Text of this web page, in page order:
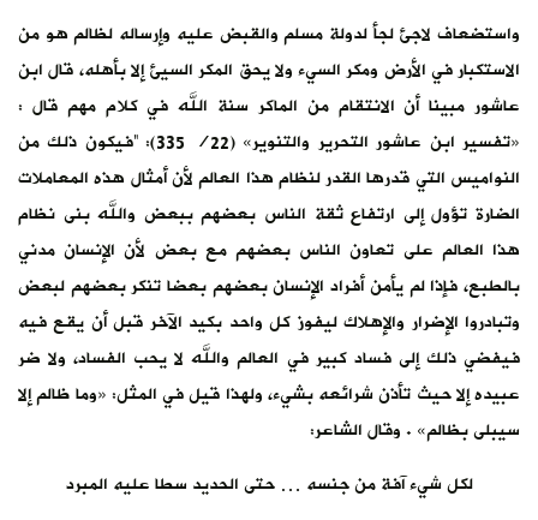
واستضعاف لاجئ لجأ لدولة مسلم والقبض عليه وإرساله لظالم هو من
الاستكبار في الأرض ومكر السيء ولا يحق المكر السيئ إلا بأهله، قال ابن
عاشور مبينا أن الانتقام من الماكر سنة الله في كلام مهم قال :
«تفسير ابن عاشور التحرير والتنوير» (22/ 335): “فيكون ذلك من
النواميس التي قدرها القدر لنظام هذا العالم لأن أمثال هذه المعاملات
الضارة تؤول إلى ارتفاع ثقة الناس بعضهم ببعض والله بنى نظام
هذا العالم على تعاون الناس بعضهم مع بعض لأن الإنسان مدني
بالطبع، فإذا لم يأمن أفراد الإنسان بعضهم بعضا تنكر بعضهم لبعض
وتبادروا الإضرار والإهلاك ليفوز كل واحد بكيد الآخر قبل أن يقع فيه
فيفضي ذلك إلى فساد كبير في العالم والله لا يحب الفساد، ولا ضر
عبيده إلا حيث تأذن شرائعه بشيء، ولهذا قيل في المثل: «وما ظالم إلا
سيبلى بظالم» . وقال الشاعر:
لكل شيء آفة من جنسه … حتى الحديد سطا عليه المبرد